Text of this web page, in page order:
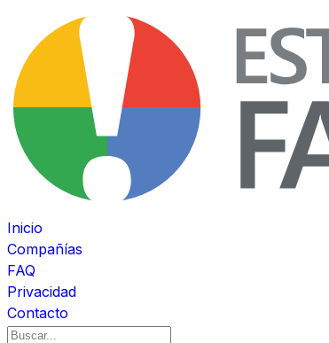
Inicio
Compañías
FAQ
Privacidad
Contacto